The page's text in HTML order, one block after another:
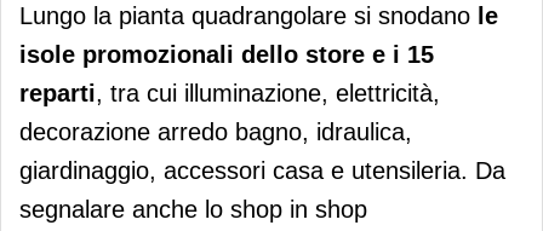
Lungo la pianta quadrangolare si snodano le
isole promozionali dello store e i 15
reparti, tra cui illuminazione, elettricità,
decorazione arredo bagno, idraulica,
giardinaggio, accessori casa e utensileria. Da
segnalare anche lo shop in shop